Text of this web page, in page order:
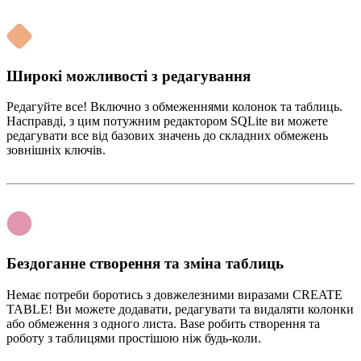
Широкі можливості з редагування
Редагуйте все! Включно з обмеженнями колонок та таблиць.
Насправді, з цим потужним редактором SQLite ви можете
редагувати все від базових значень до складних обмежень
зовнішніх ключів.
Бездоганне створення та зміна таблиць
Немає потреби боротись з довжелезними виразами CREATE
TABLE! Ви можете додавати, редагувати та видаляти колонки
або обмеження з одного листа. Base робить створення та
роботу з таблицями простішою ніж будь-коли.